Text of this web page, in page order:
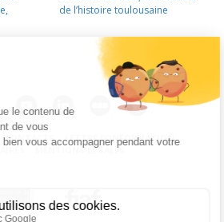
de l’histoire toulousaine
CONTACTS · LETTRE D'INFORMATION ·
MENTIONS LÉGALES